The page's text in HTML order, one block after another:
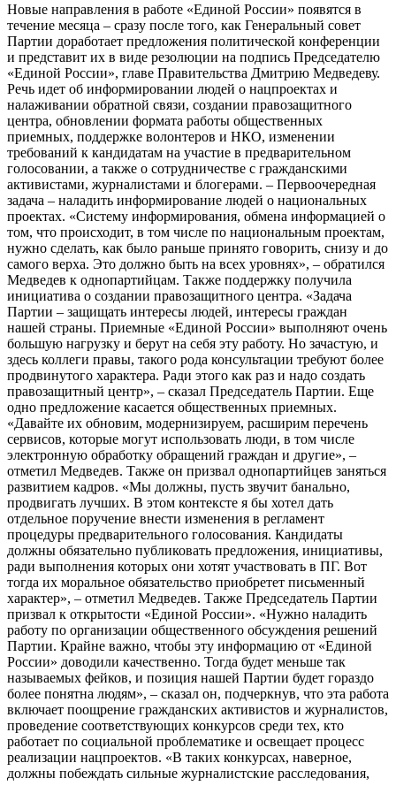
Новые направления в работе «Единой России» появятся в
течение месяца – сразу после того, как Генеральный совет
Партии доработает предложения политической конференции
и представит их в виде резолюции на подпись Председателю
«Единой России», главе Правительства Дмитрию Медведеву.
Речь идет об информировании людей о нацпроектах и
налаживании обратной связи, создании правозащитного
центра, обновлении формата работы общественных
приемных, поддержке волонтеров и НКО, изменении
требований к кандидатам на участие в предварительном
голосовании, а также о сотрудничестве с гражданскими
активистами, журналистами и блогерами. – Первоочередная
задача – наладить информирование людей о национальных
проектах. «Систему информирования, обмена информацией о
том, что происходит, в том числе по национальным проектам,
нужно сделать, как было раньше принято говорить, снизу и до
самого верха. Это должно быть на всех уровнях», – обратился
Медведев к однопартийцам. Также поддержку получила
инициатива о создании правозащитного центра. «Задача
Партии – защищать интересы людей, интересы граждан
нашей страны. Приемные «Единой России» выполняют очень
большую нагрузку и берут на себя эту работу. Но зачастую, и
здесь коллеги правы, такого рода консультации требуют более
продвинутого характера. Ради этого как раз и надо создать
правозащитный центр», – сказал Председатель Партии. Еще
одно предложение касается общественных приемных.
«Давайте их обновим, модернизируем, расширим перечень
сервисов, которые могут использовать люди, в том числе
электронную обработку обращений граждан и другие», –
отметил Медведев. Также он призвал однопартийцев заняться
развитием кадров. «Мы должны, пусть звучит банально,
продвигать лучших. В этом контексте я бы хотел дать
отдельное поручение внести изменения в регламент
процедуры предварительного голосования. Кандидаты
должны обязательно публиковать предложения, инициативы,
ради выполнения которых они хотят участвовать в ПГ. Вот
тогда их моральное обязательство приобретет письменный
характер», – отметил Медведев. Также Председатель Партии
призвал к открытости «Единой России». «Нужно наладить
работу по организации общественного обсуждения решений
Партии. Крайне важно, чтобы эту информацию от «Единой
России» доводили качественно. Тогда будет меньше так
называемых фейков, и позиция нашей Партии будет гораздо
более понятна людям», – сказал он, подчеркнув, что эта работа
включает поощрение гражданских активистов и журналистов,
проведение соответствующих конкурсов среди тех, кто
работает по социальной проблематике и освещает процесс
реализации нацпроектов. «В таких конкурсах, наверное,
должны побеждать сильные журналистские расследования,